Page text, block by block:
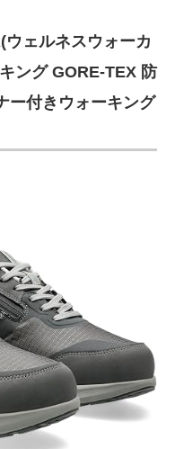
ェルネスウォーカ
ング GORE-TEX 防
ー付きウォーキング